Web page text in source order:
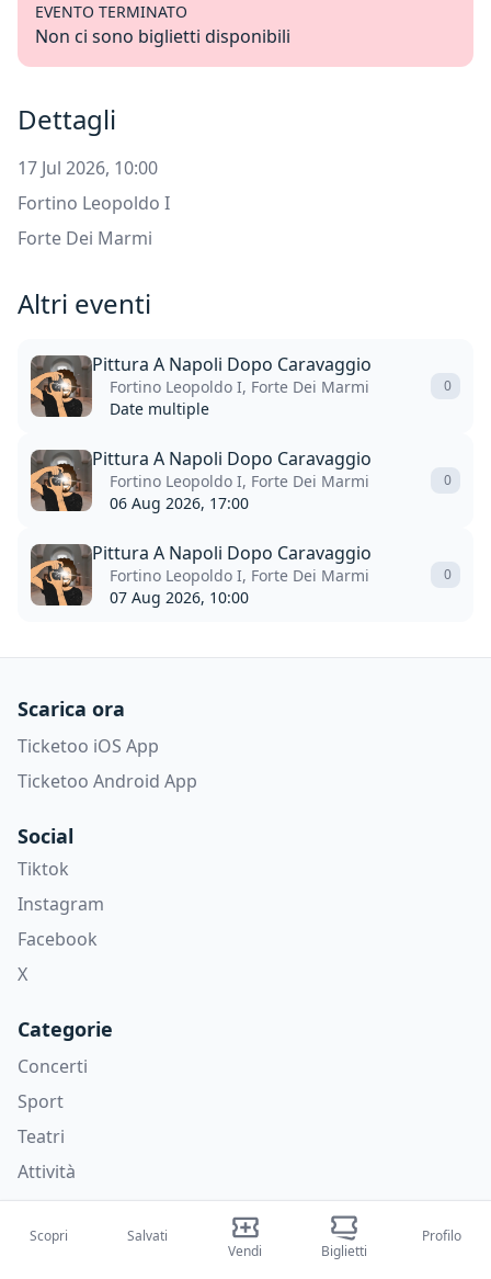
EVENTO TERMINATO
Non ci sono biglietti disponibili
Dettagli
17 Jul 2026, 10:00
Fortino Leopoldo I
Forte Dei Marmi
Altri eventi
Pittura A Napoli Dopo Caravaggio
Fortino Leopoldo I, Forte Dei Marmi
Date multiple
0
Pittura A Napoli Dopo Caravaggio
Fortino Leopoldo I, Forte Dei Marmi
06 Aug 2026, 17:00
0
Pittura A Napoli Dopo Caravaggio
Fortino Leopoldo I, Forte Dei Marmi
07 Aug 2026, 10:00
0
Scarica ora
Ticketoo iOS App
Ticketoo Android App
Social
Tiktok
Instagram
Facebook
X
Categorie
Concerti
Sport
Teatri
Attività
Chi siamo
Scopri
Salvati
Vendi
Biglietti
Profilo